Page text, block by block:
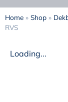
Home » Shop »
RVS
Loading...